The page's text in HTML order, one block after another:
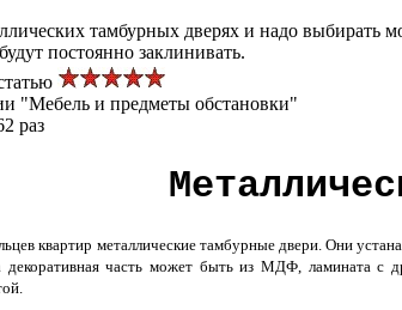
тамбурных дверях и надо выбирать
постоянно заклинивать.
"Мебель и предметы обстановки"
раз
квартир металлические тамбурные двери. Они
часть может быть из МДФ, ламината с